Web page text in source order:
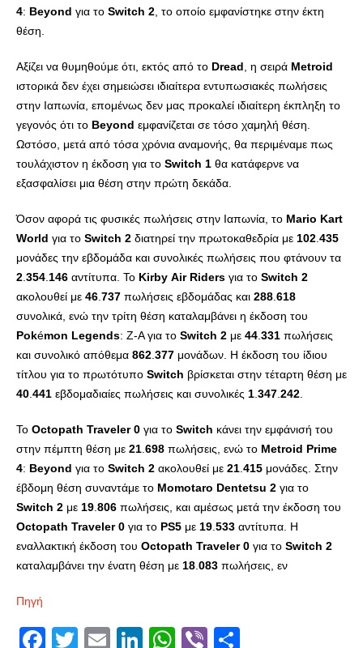
4: Beyond για το Switch 2 , το οποίο εμφανίστηκε στην έκτη
θέση.
Αξίζει να θυμηθούμε ότι, εκτός από το Dread , η σειρά Metroid
ιστορικά δεν έχει σημειώσει ιδιαίτερα εντυπωσιακές πωλήσεις
στην Ιαπωνία, επομένως δεν μας προκαλεί ιδιαίτερη έκπληξη το
γεγονός ότι το Beyond εμφανίζεται σε τόσο χαμηλή θέση.
Ωστόσο, μετά από τόσα χρόνια αναμονής, θα περιμέναμε πως
τουλάχιστον η έκδοση για το Switch 1 θα κατάφερνε να
εξασφαλίσει μια θέση στην πρώτη δεκάδα.
Όσον αφορά τις φυσικές πωλήσεις στην Ιαπωνία, το Mario Kart
World για το Switch 2 διατηρεί την πρωτοκαθεδρία με 102 435
μονάδες την εβδομάδα και συνολικές πωλήσεις που φτάνουν τα
2 354 146 αντίτυπα. Το Kirby Air Riders για το Switch 2
ακολουθεί με 46 737 πωλήσεις εβδομάδας και 288 618
συνολικά, ενώ την τρίτη θέση καταλαμβάνει η έκδοση του
Pokémon Legends: Z-A για το Switch 2 με 44 331 πωλήσεις
και συνολικό απόθεμα 862 377 μονάδων. Η έκδοση του ίδιου
τίτλου για το πρωτότυπο Switch βρίσκεται στην τέταρτη θέση με
40 441 εβδομαδιαίες πωλήσεις και συνολικές 1 347 242
Το Octopath Traveler 0 για το Switch κάνει την εμφάνισή του
στην πέμπτη θέση με 21 698 πωλήσεις, ενώ το Metroid Prime
4: Beyond για το Switch 2 ακολουθεί με 21 415 μονάδες. Στην
έβδομη θέση συναντάμε το Momotaro Dentetsu 2 για το
Switch 2 με 19 806 πωλήσεις, και αμέσως μετά την έκδοση του
Octopath Traveler 0 για το PS5 με 19 533 αντίτυπα. Η
εναλλακτική έκδοση του Octopath Traveler 0 για το Switch 2
καταλαμβάνει την ένατη θέση με 18 083 πωλήσεις, εν
Πηγή
Facebook
Twitter
EmailLinkedIn
WhatsApp
Viber